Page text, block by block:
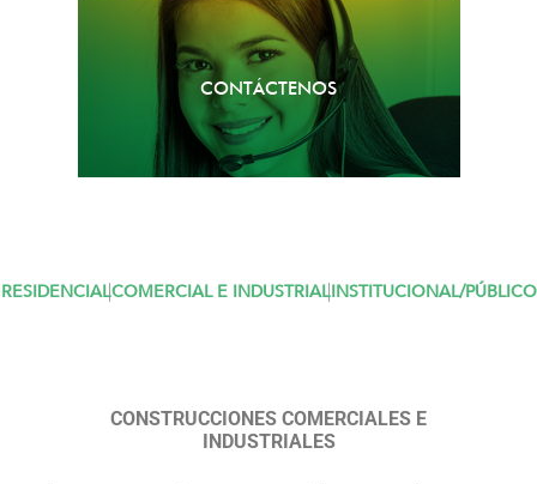
CONTÁCTENOS
RESIDENCIALCOMERCIAL E INDUSTRIALINSTITUCIONAL/PÚBLICO
CONSTRUCCIONES COMERCIALES E
INDUSTRIALES